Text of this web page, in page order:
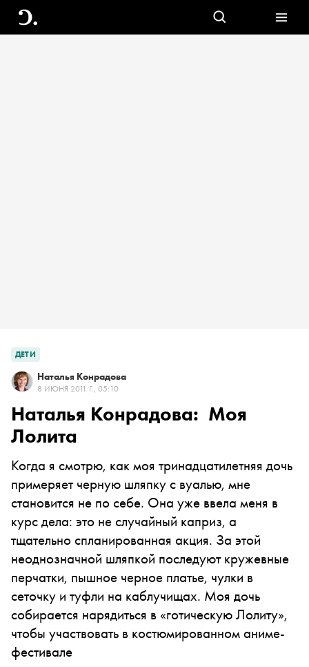
ДЕТИ
Наталья Конрадова
8 ИЮНЯ 2011 Г., 05:10
Наталья Конрадова: Моя
Лолита
Когда я смотрю, как моя тринадцатилетняя дочь
примеряет черную шляпку с вуалью, мне
становится не по себе. Она уже ввела меня в
курс дела: это не случайный каприз, а
тщательно спланированная акция. За этой
неоднозначной шляпкой последуют кружевные
перчатки, пышное черное платье, чулки в
сеточку и туфли на каблучищах. Моя дочь
собирается нарядиться в «готическую Лолиту»,
чтобы участвовать в костюмированном аниме-
фестивале